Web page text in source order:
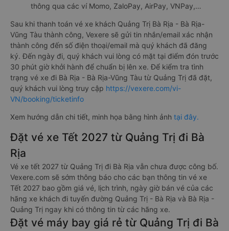
thông qua các ví Momo, ZaloPay, AirPay, VNPay,…
Sau khi thanh toán vé xe khách Quảng Trị Bà Rịa - Bà Rịa-
Vũng Tàu thành công, Vexere sẽ gửi tin nhắn/email xác nhận
thành công đến số điện thoại/email mà quý khách đã đăng
ký. Đến ngày đi, quý khách vui lòng có mặt tại điểm đón trước
30 phút giờ khởi hành để chuẩn bị lên xe. Để kiểm tra tình
trạng vé xe đi Bà Rịa - Bà Rịa-Vũng Tàu từ Quảng Trị đã đặt,
quý khách vui lòng truy cập https://vexere.com/vi-
VN/booking/ticketinfo
Xem hướng dẫn chi tiết, minh họa bằng hình ảnh tại đây.
Đặt vé xe Tết 2027 từ Quảng Trị đi Bà
Rịa
Vé xe tết 2027 từ Quảng Trị đi Bà Rịa vẫn chưa được công bố.
Vexere.com sẽ sớm thông báo cho các bạn thông tin vé xe
Tết 2027 bao gồm giá vé, lịch trình, ngày giờ bán vé của các
hãng xe khách đi tuyến đường Quảng Trị - Bà Rịa và Bà Rịa -
Quảng Trị ngay khi có thông tin từ các hãng xe.
Đặt vé máy bay giá rẻ từ Quảng Trị đi Bà